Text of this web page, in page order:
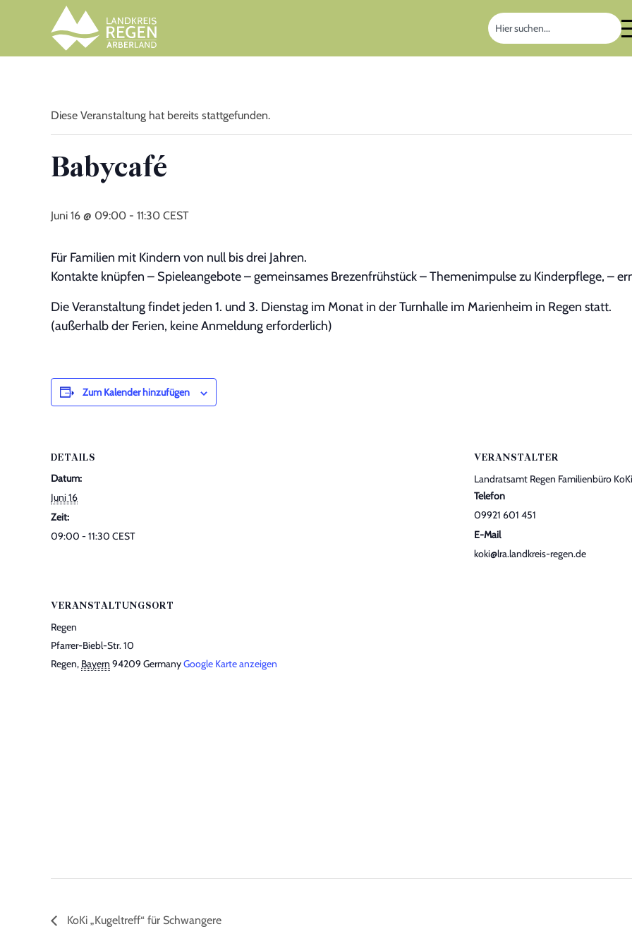
Diese Veranstaltung hat bereits stattgefunden.
Babycafé
Juni 16 @ 09:00 - 11:30 CEST
Für Familien mit Kindern von null bis drei Jahren.
Kontakte knüpfen – Spieleangebote – gemeinsames Brezenfrühstück – Themenimpulse zu Kinderpflege, –
Die Veranstaltung findet jeden 1. und 3. Dienstag im Monat in der Turnhalle im Marienheim in Regen statt.
(außerhalb der Ferien, keine Anmeldung erforderlich)
Zum Kalender hinzufügen
DETAILS
Datum:
Juni 16
Zeit:
09:00 - 11:30 CEST
VERANSTALTER
Landratsamt Regen Familienbüro KoKi
Telefon
09921 601 451
E-Mail
koki@lra.landkreis-regen.de
VERANSTALTUNGSORT
Regen
Pfarrer-Biebl-Str. 10
Regen, Bayern 94209 GermanyGoogle Karte anzeigen
KoKi „Kugeltreff“ für Schwangere